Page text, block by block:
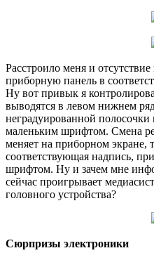
Расстроило меня и
приборную панель в
Ну вот привык я
выводятся в левом нижнем
неградуированной
маленьким шрифтом. Смена
меняет на приборном экране,
соответствующая надпись,
шрифтом. Ну и зачем мне
сейчас проигрывает
головного устройства?
Сюрпризы электроники